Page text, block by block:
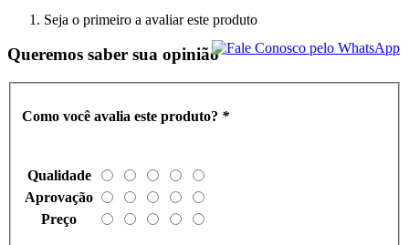
Seja o primeiro a avaliar este produto
Queremos saber sua opinião
Como você avalia este produto? *
Qualidade
Aprovação
Preço